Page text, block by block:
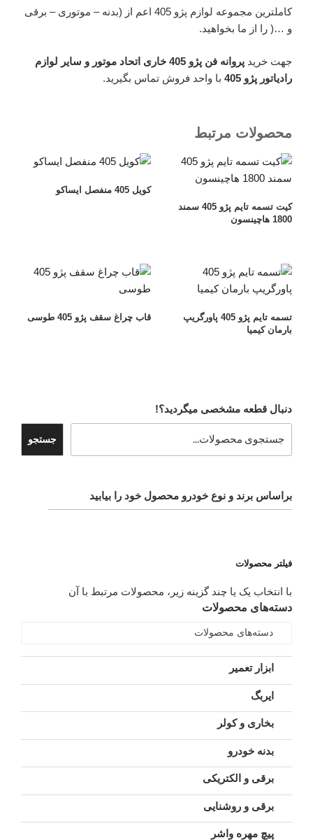
کاملترین مجموعه لوازم پژو 405 اعم از (بدنه – موتوری – برقی
و …( را از ما بخواهید.
جهت خرید
پروانه فن پژو 405 خاری اتحاد موتور و سایر لوازم
رادیاتور پژو 405
با واحد فروش تماس بگیرید.
محصولات مرتبط
کیت تسمه تایم پژو 405 سمند
1800 هاچینسون
کویل 405 منفصل ایساکو
تسمه تایم پژو 405 پاورگریپ
بارمان کیمیا
قاب چراغ سقف پژو 405 طوسی
دنبال قطعه مشخصی میگردید؟!
جستجو
براساس برند و نوع خودرو محصول خود را بیابید
فیلتر محصولات
با انتخاب یک یا چند گزینه زیر، محصولات مرتبط با آن
دسته‌های محصولات
دسته‌های محصولات
ابزار تعمیر
ایربگ
بخاری و کولر
بدنه خودرو
برقی و الکتریکی
برقی و روشنایی
پیچ مهره واشر